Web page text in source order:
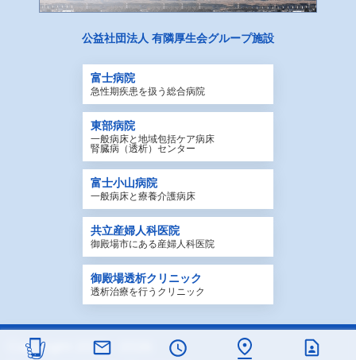
公益社団法人 有隣厚生会グループ施設
富士病院
急性期疾患を扱う総合病院
東部病院
一般病床と地域包括ケア病床
腎臓病（透析）センター
富士小山病院
一般病床と療養介護病床
共立産婦人科医院
御殿場市にある産婦人科医院
御殿場透析クリニック
透析治療を行うクリニック
Copyright 2022 - 2026